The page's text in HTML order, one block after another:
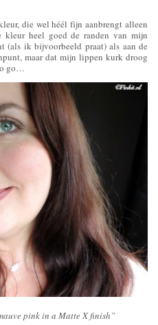
die wel héél fijn aanbrengt alleen
heel goed de randen van mijn
(als ik bijvoorbeeld praat) als aan de
maar dat mijn lippen kurk droog
go…
pink in a Matte X finish”